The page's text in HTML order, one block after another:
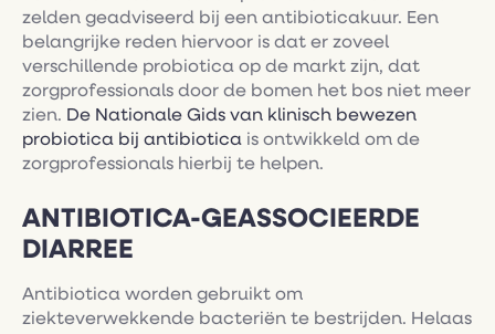
zelden geadviseerd bij een antibioticakuur. Een
belangrijke reden hiervoor is dat er zoveel
verschillende probiotica op de markt zijn, dat
zorgprofessionals door de bomen het bos niet meer
zien. De Nationale Gids van klinisch bewezen
probiotica bij antibiotica is ontwikkeld om de
zorgprofessionals hierbij te helpen.
ANTIBIOTICA-GEASSOCIEERDE
DIARREE
Antibiotica worden gebruikt om
ziekteverwekkende bacteriën te bestrijden. Helaas